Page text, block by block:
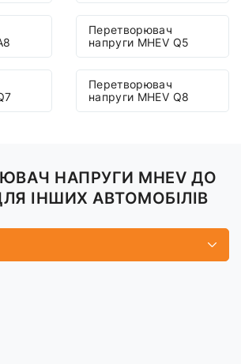
Перетворювач
напруги MHEV Q5
Перетворювач
напруги MHEV Q8
НАПРУГИ MHEV ДО
ІНШИХ АВТОМОБІЛІВ